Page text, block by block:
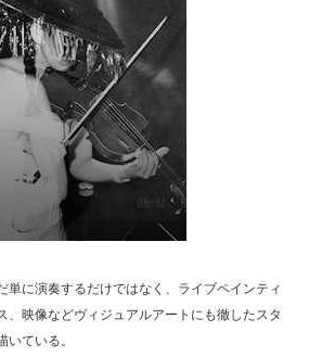
単に演奏するだけではなく、ライブペインティ
、映像などヴィジュアルアートにも徹したスタ
ている。